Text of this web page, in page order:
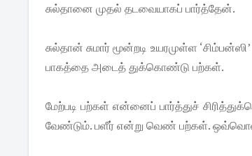
சுல்தானை முதல் தடவையாகப் பார்த்தேன்.
சுல்தான் சுமார் மூன்றடி உயரமுள்ள
பாகத்தை அடைத் துக்கொண்டு பற்கள்.
மேற்படி பற்கள் என்னைப் பார்த்துச்
வேண்டும். பளீர் என்று வெண் பற்கள்.